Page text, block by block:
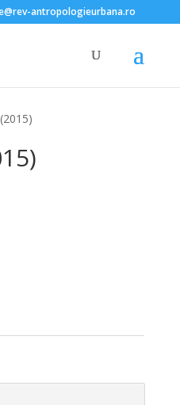
antropologieurbana.ro